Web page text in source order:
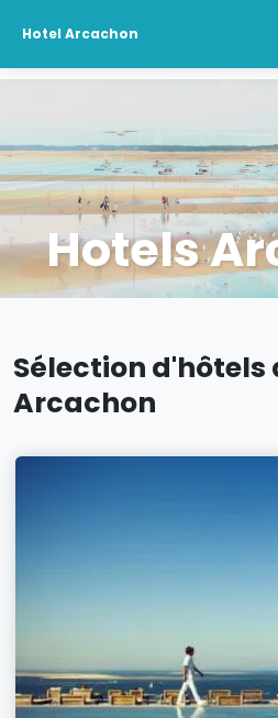
Hotel Arcachon
Hotels
Sélection d'hôtels
Arcachon